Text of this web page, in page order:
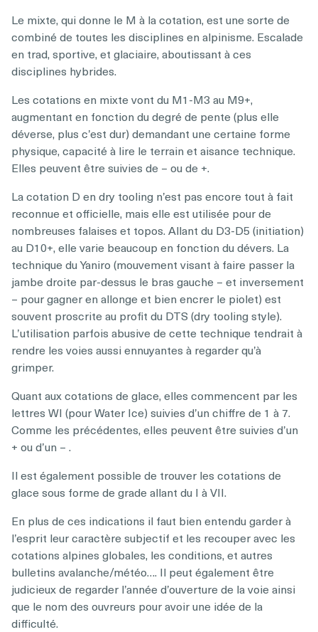
Le mixte, qui donne le M à la cotation, est une sorte de
combiné de toutes les disciplines en alpinisme. Escalade
en trad, sportive, et glaciaire, aboutissant à ces
disciplines hybrides.
Les cotations en mixte vont du M1-M3 au M9+,
augmentant en fonction du degré de pente (plus elle
déverse, plus c’est dur) demandant une certaine forme
physique, capacité à lire le terrain et aisance technique.
Elles peuvent être suivies de – ou de +.
La cotation D en dry tooling n’est pas encore tout à fait
reconnue et officielle, mais elle est utilisée pour de
nombreuses falaises et topos. Allant du D3-D5 (initiation)
au D10+, elle varie beaucoup en fonction du dévers. La
technique du Yaniro (mouvement visant à faire passer la
jambe droite par-dessus le bras gauche – et inversement
– pour gagner en allonge et bien encrer le piolet) est
souvent proscrite au profit du DTS (dry tooling style).
L’utilisation parfois abusive de cette technique tendrait à
rendre les voies aussi ennuyantes à regarder qu’à
grimper.
Quant aux cotations de glace, elles commencent par les
lettres WI (pour Water Ice) suivies d’un chiffre de 1 à 7.
Comme les précédentes, elles peuvent être suivies d’un
+ ou d’un – .
Il est également possible de trouver les cotations de
glace sous forme de grade allant du I à VII.
En plus de ces indications il faut bien entendu garder à
l’esprit leur caractère subjectif et les recouper avec les
cotations alpines globales, les conditions, et autres
bulletins avalanche/météo…. Il peut également être
judicieux de regarder l’année d’ouverture de la voie ainsi
que le nom des ouvreurs pour avoir une idée de la
difficulté.